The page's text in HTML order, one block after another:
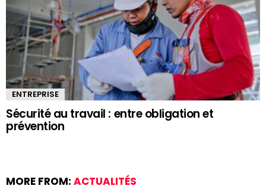
ENTREPRISE
Sécurité au travail : entre obligation et
prévention
MORE FROM: ACTUALITÉS